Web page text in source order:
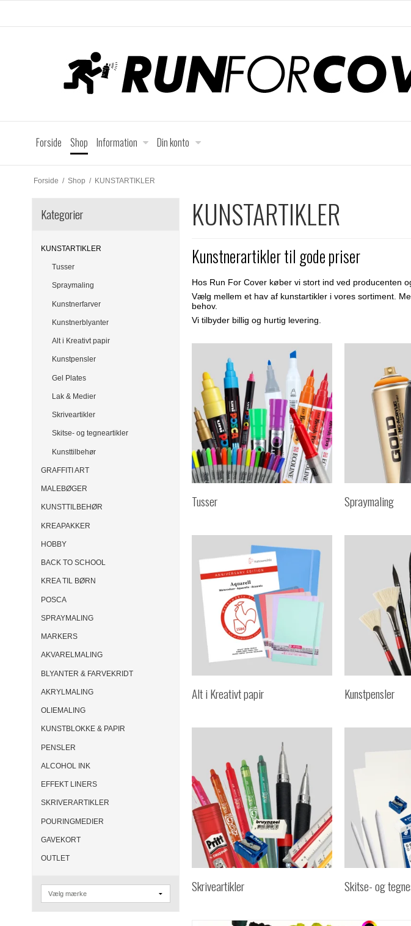
Forside Shop Information Din konto
Forside / Shop / KUNSTARTIKLER
Kategorier
KUNSTARTIKLER
Tusser
Spraymaling
Kunstnerfarver
Kunstnerblyanter
Alt i Kreativt papir
Kunstpensler
Gel Plates
Lak & Medier
Skriveartikler
Skitse- og tegneartikler
Kunsttilbehør
GRAFFITI ART
MALEBØGER
KUNSTTILBEHØR
KREAPAKKER
HOBBY
BACK TO SCHOOL
KREA TIL BØRN
POSCA
SPRAYMALING
MARKERS
AKVARELMALING
BLYANTER & FARVEKRIDT
AKRYLMALING
OLIEMALING
KUNSTBLOKKE & PAPIR
PENSLER
ALCOHOL INK
EFFEKT LINERS
SKRIVERARTIKLER
POURINGMEDIER
GAVEKORT
OUTLET
KUNSTARTIKLER
Kunstnerartikler til gode priser
Hos Run For Cover køber vi stort ind ved producenten
Vælg mellem et hav af kunstartikler i vores sortiment.
behov.
Vi tilbyder billig og hurtig levering.
Tusser Spraymaling
Alt i Kreativt papir Kunstpensler
Skriveartikler Skitse- og